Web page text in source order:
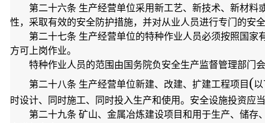
第二十六条 生产经营单位采用新工艺、新技术、新材
性，采取有效的安全防护措施，并对从业人员进行专门的安
第二十七条 生产经营单位的特种作业人员必须按照国
方可上岗作业。
特种作业人员的范围由国务院负安全生产监督管理部门
第二十八条 生产经营单位新建、改建、扩建工程项目 (
时设计、同时施工、同时投入生产和使用。安全设施投资应
第二十九条 矿山、金属冶炼建设项目和用于生产、储